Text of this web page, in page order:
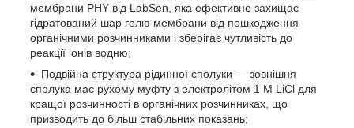
мембрани PHY від LabSen, яка ефективно захищає
гідратований шар гелю мембрани від пошкодження
органічними розчинниками і зберігає чутливість до
реакції іонів водню;
Подвійна структура рідинної сполуки — зовнішня
сполука має рухому муфту з електролітом 1 M LiCl для
кращої розчинності в органічних розчинниках, що
призводить до більш стабільних показань;